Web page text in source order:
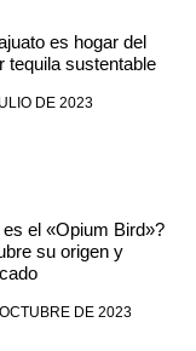
es hogar del
tequila sustentable
DE 2023
el «Opium Bird»?
su origen y
DE 2023